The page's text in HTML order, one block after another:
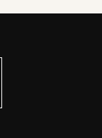
はありませ
向にナチュ
トレッチ
ムフィッ
型から選ぶ
シャツ
ン
ー
マフラー